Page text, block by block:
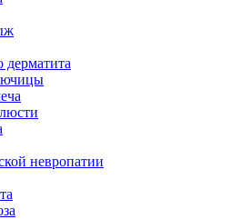
дерматита
невропатии